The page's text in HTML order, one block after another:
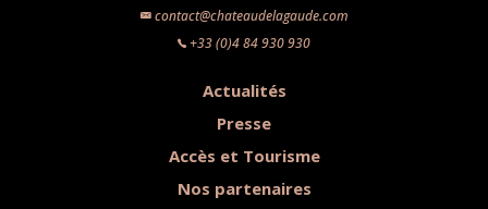
contact@chateaudelagaude.com
+33 (0)4 84 930 930
Actualités
Presse
Accès et Tourisme
Nos partenaires